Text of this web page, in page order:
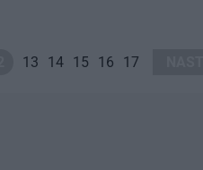
13 14 15 16 17